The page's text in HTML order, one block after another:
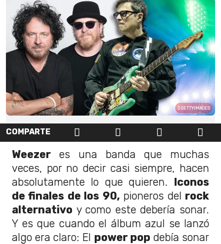
GETTYIMAGES
COMPARTE
Weezer es una banda que muchas
veces, por no decir casi siempre, hacen
absolutamente lo que quieren. Iconos
de finales de los 90,pioneros del rock
alternativo y como este debería sonar.
Y es que cuando el álbum azul se lanzó
algo era claro: El power pop debía sonar